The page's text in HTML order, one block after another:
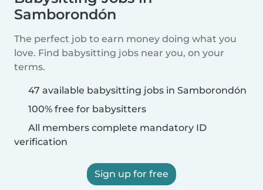
Samborondón
The perfect job to earn money doing what you
love. Find babysitting jobs near you, on your
terms.
47 available babysitting jobs in Samborondón
100% free for babysitters
All members complete mandatory ID
verification
Sign up for free